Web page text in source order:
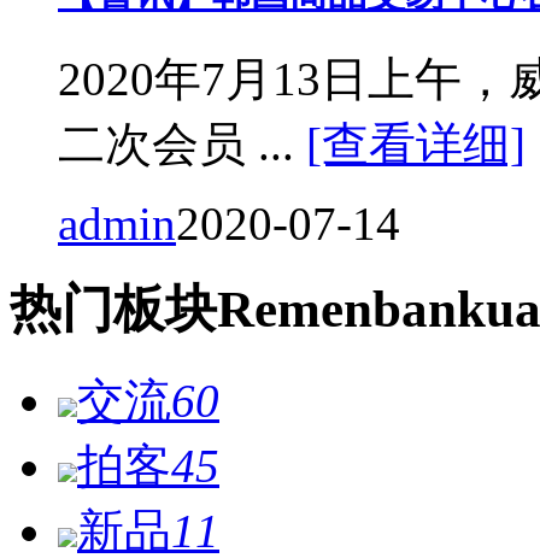
2020年7月13日上午，
二次会员 ... [查看详细]
admin2020-07-14
热门板块Remen
交流60
拍客45
新品11